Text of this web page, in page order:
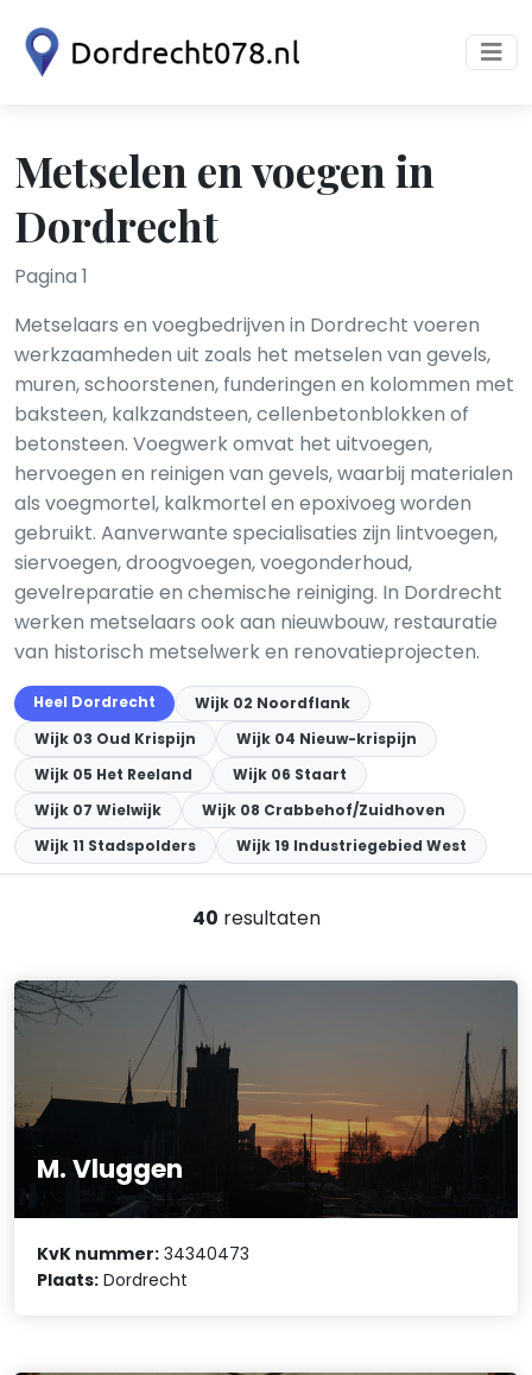
Metselen en voegen in
Dordrecht
Pagina 1
Metselaars en voegbedrijven in Dordrecht voeren
werkzaamheden uit zoals het metselen van gevels,
muren, schoorstenen, funderingen en kolommen met
baksteen, kalkzandsteen, cellenbetonblokken of
betonsteen. Voegwerk omvat het uitvoegen,
hervoegen en reinigen van gevels, waarbij materialen
als voegmortel, kalkmortel en epoxivoeg worden
gebruikt. Aanverwante specialisaties zijn lintvoegen,
siervoegen, droogvoegen, voegonderhoud,
gevelreparatie en chemische reiniging. In Dordrecht
werken metselaars ook aan nieuwbouw, restauratie
van historisch metselwerk en renovatieprojecten.
Heel Dordrecht
Wijk 02 Noordflank
Wijk 03 Oud Krispijn
Wijk 04 Nieuw-krispijn
Wijk 05 Het Reeland
Wijk 06 Staart
Wijk 07 Wielwijk
Wijk 08 Crabbehof/Zuidhoven
Wijk 11 Stadspolders
Wijk 19 Industriegebied West
40 resultaten
M. Vluggen
KvK nummer: 34340473
Plaats: Dordrecht